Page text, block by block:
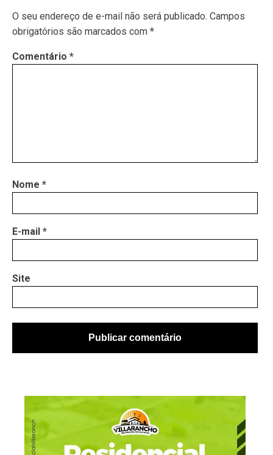
O seu endereço de e-mail não será publicado. Campos
obrigatórios são marcados com *
Comentário *
Nome *
E-mail *
Site